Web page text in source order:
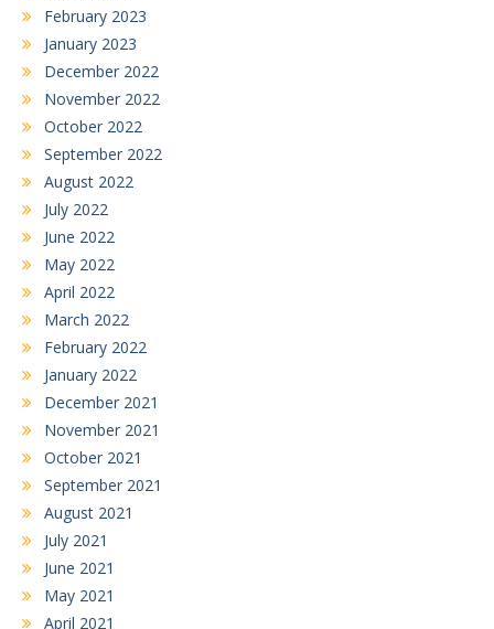
February 2023
January 2023
December 2022
November 2022
October 2022
September 2022
August 2022
July 2022
June 2022
May 2022
April 2022
March 2022
February 2022
January 2022
December 2021
November 2021
October 2021
September 2021
August 2021
July 2021
June 2021
May 2021
April 2021